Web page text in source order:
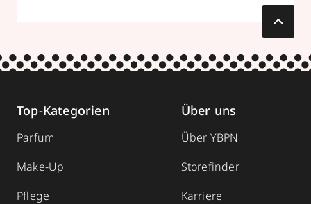
Top-Kategorien
Parfum
Make-Up
Pflege
Über uns
Über YBPN
Storefinder
Karriere